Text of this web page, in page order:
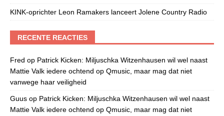
KINK-oprichter Leon Ramakers lanceert Jolene Country Radio
RECENTE REACTIES
Fred op Patrick Kicken: Miljuschka Witzenhausen wil wel naast
Mattie Valk iedere ochtend op Qmusic, maar mag dat niet
vanwege haar veiligheid
Guus op Patrick Kicken: Miljuschka Witzenhausen wil wel naast
Mattie Valk iedere ochtend op Qmusic, maar mag dat niet